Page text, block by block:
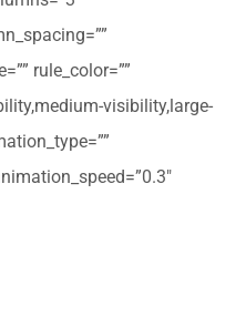
rule_color=””
visibility,large-